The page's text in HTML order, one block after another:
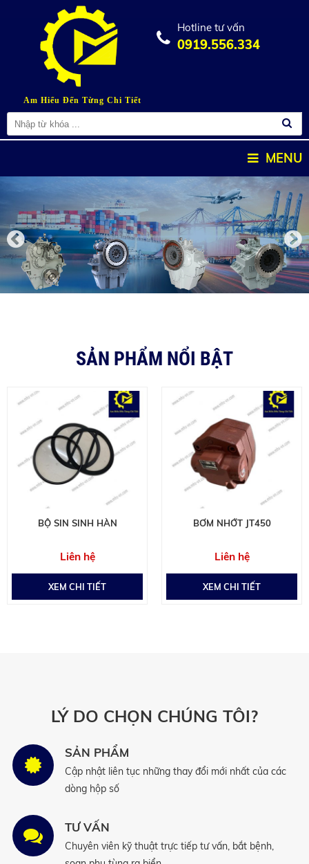
Am Hiểu Đến Từng Chi Tiết
Hotline tư vấn
0919.556.334
MENU
SẢN PHẨM NỔI BẬT
BỘ SIN SINH HÀN
Liên hệ
XEM CHI TIẾT
BƠM NHỚT JT450
Liên hệ
XEM CHI TIẾT
LÝ DO CHỌN CHÚNG TÔI?
SẢN PHẨM
Cập nhật liên tục những thay đổi mới nhất của các
dòng hộp số
TƯ VẤN
Chuyên viên kỹ thuật trực tiếp tư vấn, bắt bệnh,